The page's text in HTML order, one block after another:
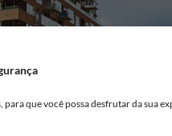
para que você possa desfrutar da sua